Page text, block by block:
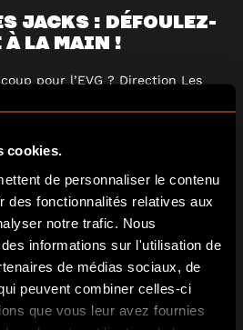
cookies.
de personnaliser le contenu
des fonctionnalités relatives aux
notre trafic. Nous
informations sur l'utilisation de
de médias sociaux, de
peuvent combiner celles-ci
que vous leur avez fournies
JACKS : DÉFOULEZ-
À LA MAIN !
pour l’EVG ? Direction Les
des haches… tout en sirotant
chopez votre hache d’une main,
et vous vous lâchez complètement
pour évacuer le stress qu’un bon
bûcheron, avec la satisfaction
dans le mille !
intégré change tout : pas besoin
pour trinquer, vous enchaînez